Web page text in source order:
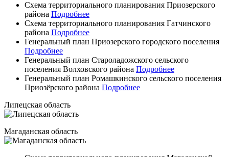
Схема территориального планирования Приозерского
района Подробнее
Схема территориального планирования Гатчинского
района Подробнее
Генеральный план Приозерского городского поселения
Подробнее
Генеральный план Староладожского сельского
поселения Волховского района Подробнее
Генеральный план Ромашкинского сельского поселения
Приозёрского района Подробнее
Липецская область
Магаданская область